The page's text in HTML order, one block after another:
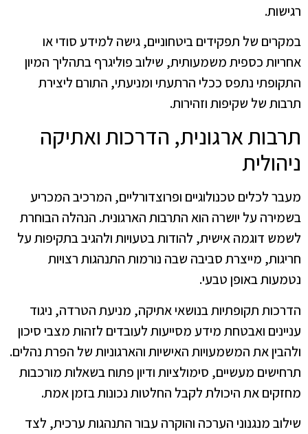
רגישות.
במקרים של תפקידים ביטחוניים, גישה למידע סודי או
אחריות כספית משמעותית, שילוב פוליגרף בתהליך המיון
התקופתי נתפס ככלי הרתעתי ומניעתי, התורם ליצירת
תרבות של שקיפות וזהירות.
תרבות ארגונית, הדרכות ואתיקה
ניהולית
מעבר לכלים טכנולוגיים ופרוצדורליים, המרכיב המכריע
בשמירה על יושרה הוא התרבות הארגונית. הנהלה הבוחרת
לשמש דוגמה אישית, להודות בטעויות ולהגיב בתקיפות על
חריגות, מייצרת סביבה שבה נורמות התנהגות רצויות
נטמעות באופן טבעי.
הדרכות תקופתיות בנושאי אתיקה, מניעת הטרדה, ניגוד
עניינים ואבטחת מידע מסייעות לעובדים לזהות מצבי סיכון
ולהבין את המשמעויות האישיות והארגוניות של הפרת נהלים.
תרחישים מעשיים, סימולציות ודיון פתוח בשאלות מורכבות
מחזקים את היכולת לקבל החלטות נכונות בזמן אמת.
שילוב מנגנוני הערכה והוקרה עבור התנהגות ערכית, לצד